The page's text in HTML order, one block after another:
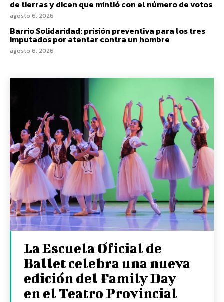
de tierras y dicen que mintió con el número de votos
agosto 6, 2026
Barrio Solidaridad: prisión preventiva para los tres
imputados por atentar contra un hombre
agosto 6, 2026
La Escuela Oficial de
Ballet celebra una nueva
edición del Family Day
en el Teatro Provincial